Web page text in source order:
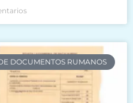
DOCUMENTOS RUMANOS